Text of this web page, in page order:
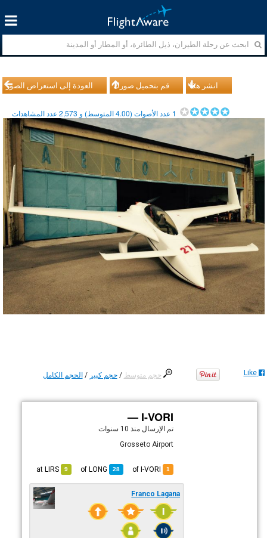
العودة إلى استعراض الصور قم بتحميل صورك انشر هذا
1 عدد الأصوات (4.00المتوسط) و 2,573عدد المشاهدات
حجم متوسط /حجم كبير /الحجم الكامل Like
I-VORI —
تم الإرسال منذ 10 سنوات
Grosseto Airport
1
28
LONG
9
LIRS
Franco Lagana